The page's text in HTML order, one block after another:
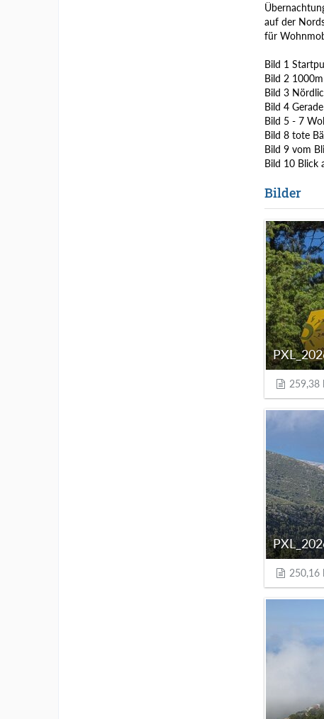
auf der
für
Bild 1
Bild 2
Bild 3
Bild 4
Bild 5 - 7
Bild 8 tote
Bild 9 vom
Bild 10 Blick
Bilder
259,38
250,16